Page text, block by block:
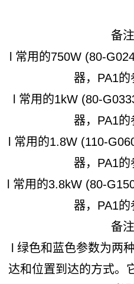
备注
l 常用的750W (80-
器，PA1的
l 常用的1kW (80-
器，PA1的
l 常用的1.8W (110-
器，PA1的
l 常用的3.8kW (80-
器，PA1的
备注
l 绿色和蓝色参数为两
达和位置到达的方式。